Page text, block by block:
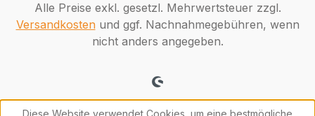
Alle Preise exkl. gesetzl. Mehrwertsteuer zzgl.
Versandkostenund ggf. Nachnahmegebühren, wenn
nicht anders angegeben.
Diese Website verwendet Cookies, um eine bestmögliche